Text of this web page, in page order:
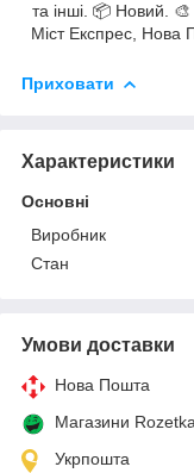
та інші. 📦 Новий.
Міст Експрес, Нова
Приховати
Характеристики
Основні
Виробник
Стан
Умови доставки
Нова Пошта
Магазини Rozetka
Укрпошта